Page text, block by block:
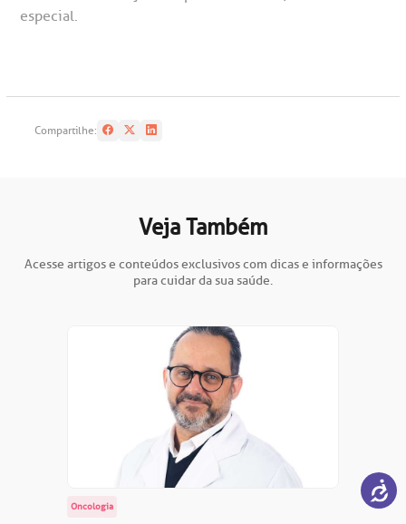
especial.
Compartilhe:
Veja Também
Acesse artigos e conteúdos exclusivos com dicas e informações
para cuidar da sua saúde.
Oncologia